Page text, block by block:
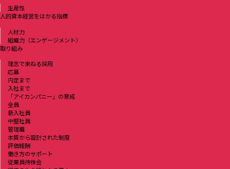
生産性
人的資本経営をはかる指標
人材力
組織力（エンゲージメント）
取り組み
理念で束ねる採用
応募
内定まで
入社まで
「アイカンパニー」の育成
全員
新入社員
中堅社員
管理職
本質から設計された制度
評価報酬
働き方のサポート
従業員持株会